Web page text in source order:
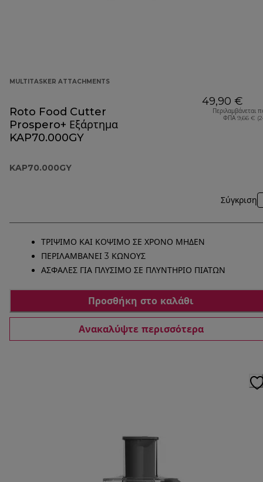
MULTITASKER ATTACHMENTS
Roto Food Cutter
Prospero+ Εξάρτημα
KAP70.000GY
KAP70.000GY
49,90 €
Περιλαμβάνεται
ΦΠΑ 9,66 €
Σύγκριση
ΤΡΙΨΙΜΟ ΚΑΙ ΚΟΨΙΜΟ ΣΕ ΧΡΟΝΟ ΜΗΔΕΝ
ΠΕΡΙΛΑΜΒΑΝΕΙ 3 ΚΩΝΟΥΣ
ΑΣΦΑΛΕΣ ΓΙΑ ΠΛΥΣΙΜΟ ΣΕ ΠΛΥΝΤΗΡΙΟ ΠΙΑΤΩΝ
Προσθήκη στο καλάθι
Ανακαλύψτε περισσότερα